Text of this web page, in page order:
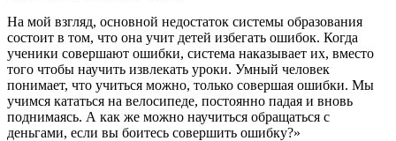
На мой взгляд, основной недостаток системы образования
состоит в том, что она учит детей избегать ошибок. Когда
ученики совершают ошибки, система наказывает их, вместо
того чтобы научить извлекать уроки. Умный человек
понимает, что учиться можно, только совершая ошибки. Мы
учимся кататься на велосипеде, постоянно падая и вновь
поднимаясь. А как же можно научиться обращаться с
деньгами, если вы боитесь совершить ошибку?»